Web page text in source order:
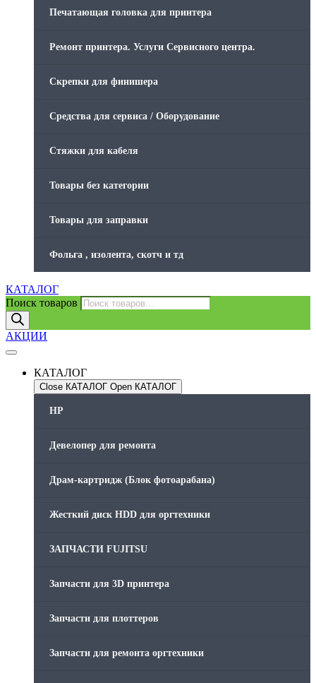
Печатающая головка для принтера
Ремонт принтера. Услуги Сервисного центра.
Скрепки для финишера
Средства для сервиса / Оборудование
Стяжки для кабеля
Товары без категории
Товары для заправки
Фольга , изолента, скотч и тд
КАТАЛОГ
Поиск товаров
АКЦИИ
КАТАЛОГ
Close КАТАЛОГ Open КАТАЛОГ
HP
Девелопер для ремонта
Драм-картридж (Блок фотоарабана)
Жесткий диск HDD для оргтехники
ЗАПЧАСТИ FUJITSU
Запчасти для 3D принтера
Запчасти для плоттеров
Запчасти для ремонта оргтехники